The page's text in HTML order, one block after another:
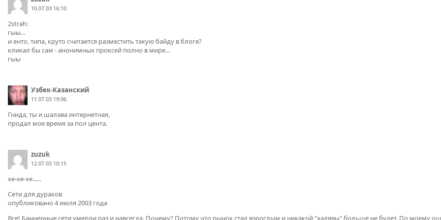
10.07.03 16:10
2strah:
гыы...
и енто, типа, круто считается разместить такую байду в блоге?
кликал бы сам - анонимных проксей полно в мире...
гыы
Узбек-Казанский
11.07.03 19:06
Гнида, ты и шалава интернетная,
продал мое время за пол цента.
zuzuk
12.07.03 10:15
хе-хе-хе......
Сети для дураков
опубликовано 4 июля 2003 года
Все! Баннерные сети умерли раз и навсегда. Почему? Потому что рынок стал взрослым и никакой "халявы" больше не будет. По моему